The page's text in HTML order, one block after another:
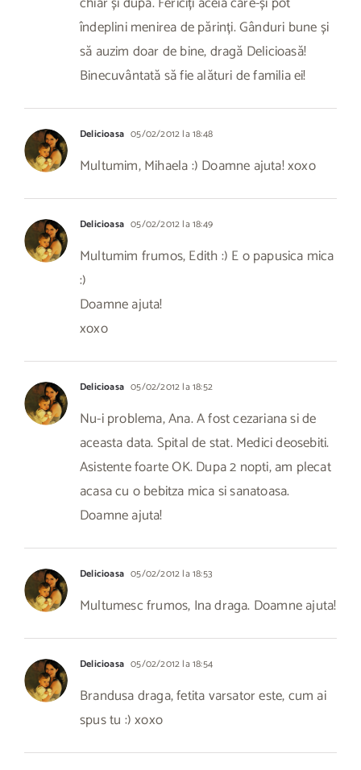
îndeplini menirea de părinți. Gânduri bune și
să auzim doar de bine, dragă Delicioasă!
Binecuvântată să fie alături de familia ei!
Delicioasa 05/02/2012 la 18:48
Multumim, Mihaela :) Doamne ajuta! xoxo
Delicioasa 05/02/2012 la 18:49
Multumim frumos, Edith :) E o papusica mica
:)
Doamne ajuta!
xoxo
Delicioasa 05/02/2012 la 18:52
Nu-i problema, Ana. A fost cezariana si de
aceasta data. Spital de stat. Medici deosebiti.
Asistente foarte OK. Dupa 2 nopti, am plecat
acasa cu o bebitza mica si sanatoasa.
Doamne ajuta!
Delicioasa 05/02/2012 la 18:53
Multumesc frumos, Ina draga. Doamne ajuta!
Delicioasa 05/02/2012 la 18:54
Brandusa draga, fetita varsator este, cum ai
spus tu :) xoxo